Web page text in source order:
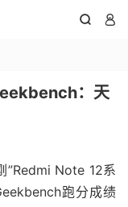
 
：天
”Redmi Note 12系
跑分成绩